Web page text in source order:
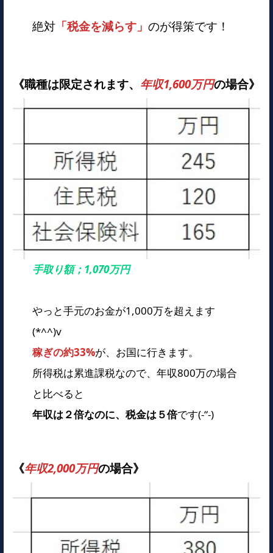
絶対 「税金を減らす」のが得策です！
《職種は限定されます、 年収1,600万円の場合》
手取り額；1,070万円
やっと手元のお金が1,000万を超えます
(*^^)v
稼ぎの約33%が、お国に行きます。
所得税は累進課税なので、年収800万の場合
と比べると
年収は２倍なのに、税金は５倍です(-“-)
《年収2,000万円の場合》